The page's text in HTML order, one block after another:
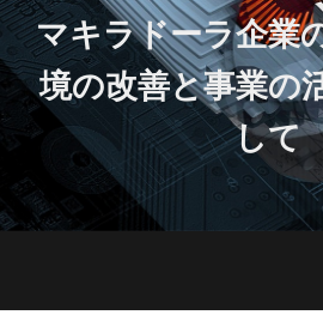
マキラドーラ企業
境の改善と事業の
して